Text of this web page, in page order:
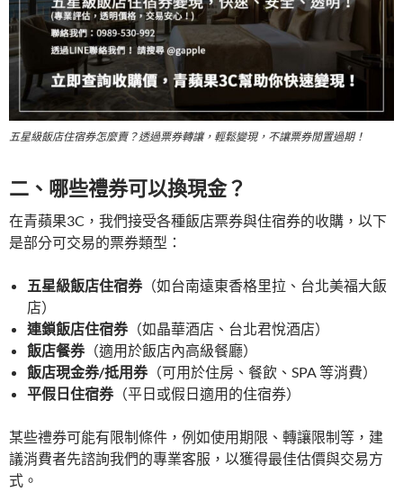
五星級飯店住宿券怎麼賣？透過票券轉讓，輕鬆變現，不讓票券閒置過期！
二、哪些禮券可以換現金？
在青蘋果3C，我們接受各種飯店票券與住宿券的收購，以下
是部分可交易的票券類型：
五星級飯店住宿券（如台南遠東香格里拉、台北美福大飯
店）
連鎖飯店住宿券（如晶華酒店、台北君悅酒店）
飯店餐券（適用於飯店內高級餐廳）
飯店現金券/抵用券（可用於住房、餐飲、SPA 等消費）
平假日住宿券（平日或假日適用的住宿券）
某些禮券可能有限制條件，例如使用期限、轉讓限制等，建
議消費者先諮詢我們的專業客服，以獲得最佳估價與交易方
式。